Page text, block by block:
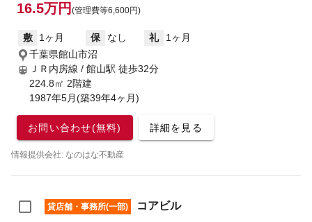
16.5万円 (管理費等6,600円)
敷 1ヶ月 保 なし 礼
1ヶ月
千葉県館山市沼
ＪＲ内房線 / 館山駅 徒歩32分
224.8㎡ 2階建
1987年5月(築39年4ヶ月)
お問い合わせ(無料) 詳細を見る
情報提供会社: なのはな不動産
貸店舗・事務所(一部) コアビル